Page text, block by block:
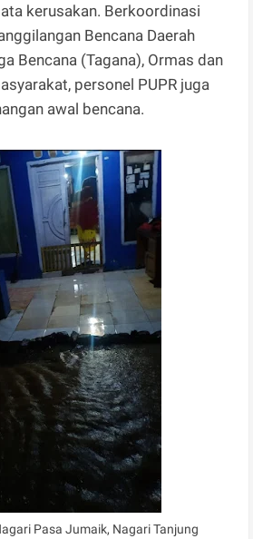
kerusakan. Berkoordinasi
Bencana Daerah
Bencana (Tagana), Ormas dan
personel PUPR juga
awal bencana.
Pasa Jumaik, Nagari Tanjung